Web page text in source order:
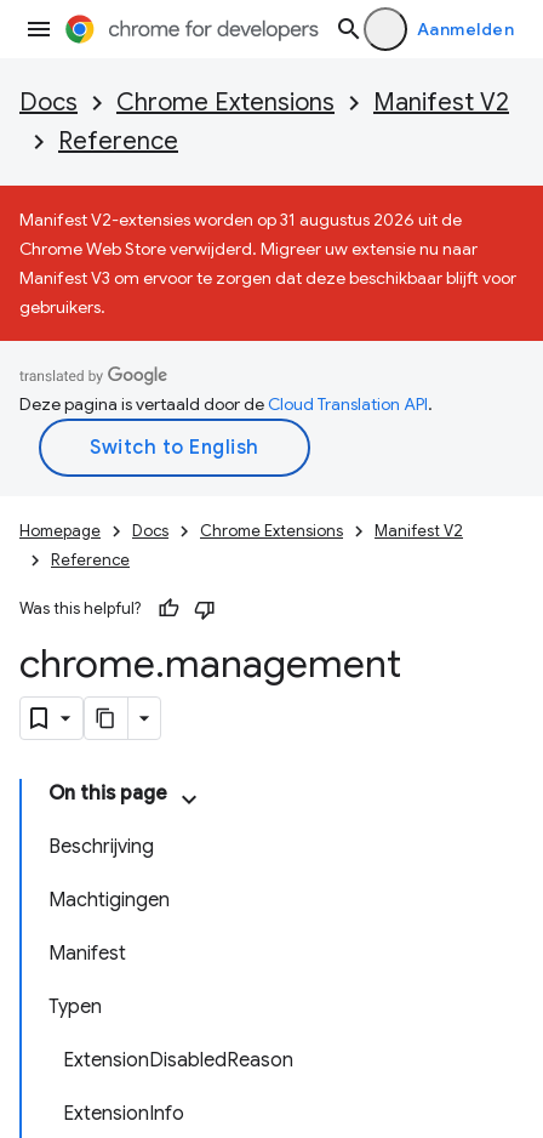
Aanmelden
Docs Chrome Extensions
Manifest V2
Reference
Manifest V2-extensies worden op 31 augustus 2026 uit de
Chrome Web Store verwijderd. Migreer uw extensie nu naar
Manifest V3 om ervoor te zorgen dat deze beschikbaar blijft voor
gebruikers.
Deze pagina is vertaald door deCloud Translation API.
Homepage Docs Chrome Extensions
Manifest V2
Reference
Was this helpful?
chrome.management
On this page
Beschrijving
Machtigingen
Manifest
Typen
ExtensionDisabledReason
ExtensionInfo